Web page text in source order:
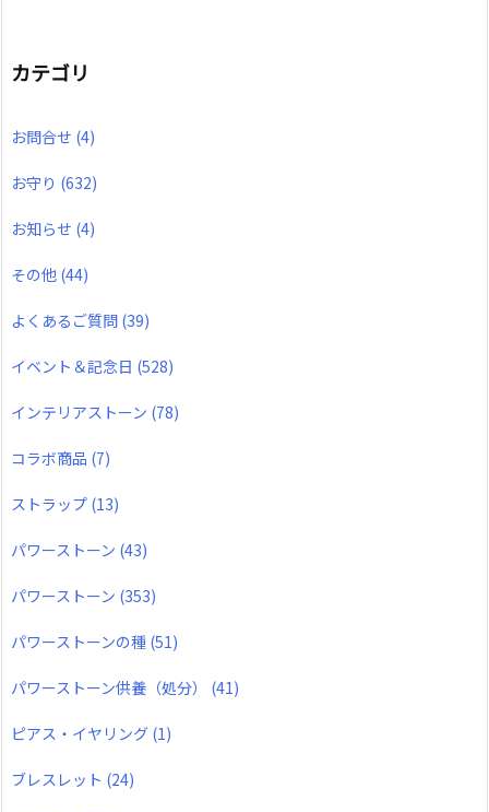
カテゴリ
お問合せ (4)
お守り (632)
お知らせ (4)
その他 (44)
よくあるご質問 (39)
イベント＆記念日 (528)
インテリアストーン (78)
コラボ商品 (7)
ストラップ (13)
パワーストーン (43)
パワーストーン (353)
パワーストーンの種 (51)
パワーストーン供養（処分） (41)
ピアス・イヤリング (1)
ブレスレット (24)